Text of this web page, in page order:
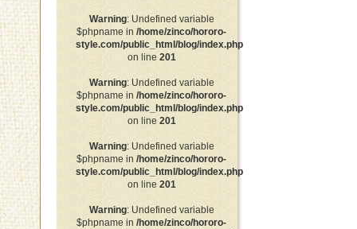
Warning: Undefined variable
$phpname in /home/zinco/hororo-
style.com/public_html/blog/index.php
on line 201
Warning: Undefined variable
$phpname in /home/zinco/hororo-
style.com/public_html/blog/index.php
on line 201
Warning: Undefined variable
$phpname in /home/zinco/hororo-
style.com/public_html/blog/index.php
on line 201
Warning: Undefined variable
$phpname in /home/zinco/hororo-